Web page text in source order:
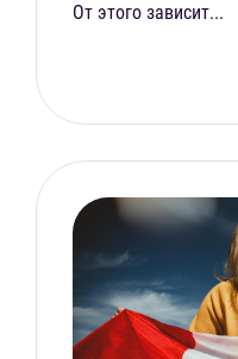
От этого зависит...